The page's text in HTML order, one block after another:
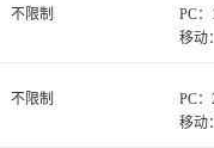
不限制
PC：
移动
不限制
PC：
移动